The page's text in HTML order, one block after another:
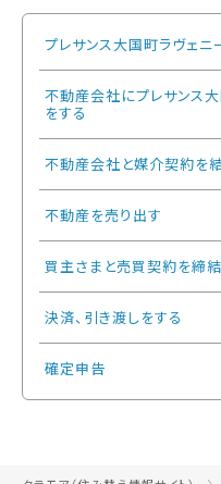
プレサンス大国町ラヴェ
不動産会社にプレサンス
をする
不動産会社と媒介契約を
不動産を売り出す
買主さまと売買契約を締
決済、引き渡しをする
確定申告